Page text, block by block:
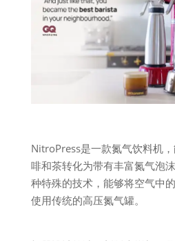
NitroPress是一款氮气饮料机
啡和茶转化为带有丰富氮气泡
种特殊的技术，能够将空气中
使用传统的高压氮气罐。